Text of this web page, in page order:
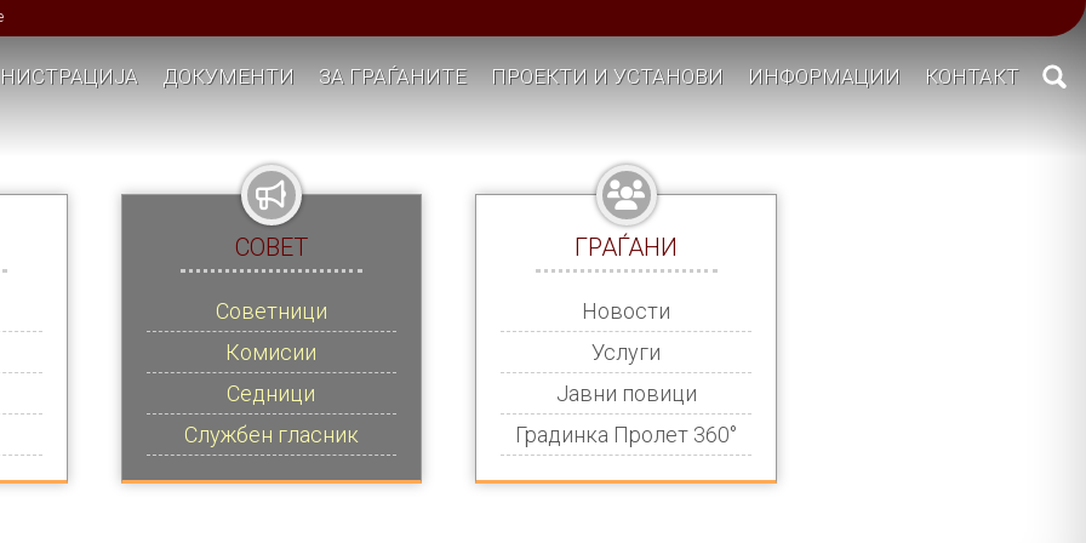
ДОКУМЕНТИ ЗА ГРАЃАНИТЕ ПРОЕКТИ И УСТАНОВИ ИНФОРМАЦИИ КОНТАКТ
СОВЕТ
Советници
Комисии
Седници
Службен гласник
ГРАЃАНИ
Новости
Услуги
Јавни повици
Градинка Пролет 360°